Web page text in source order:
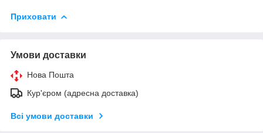
Приховати
Умови доставки
Нова Пошта
Кур'єром (адресна доставка)
Всі умови доставки